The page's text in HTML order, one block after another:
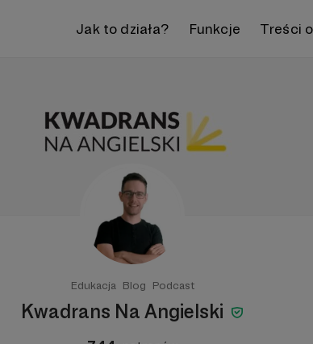
Jak to działa? Funkcje Treści
Edukacja Blog Podcast
Kwadrans Na Angielski